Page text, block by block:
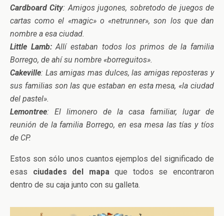
Cardboard City: Amigos jugones, sobretodo de juegos de
cartas como el «magic» o «netrunner», son los que dan
nombre a esa ciudad.
Little Lamb:Allí estaban todos los primos de la familia
Borrego, de ahí su nombre «borreguitos».
Cakeville: Las amigas mas dulces, las amigas reposteras y
sus familias son las que estaban en esta mesa, «la ciudad
del pastel».
Lemontree: El limonero de la casa familiar, lugar de
reunión de la familia Borrego, en esa mesa las tías y tíos
de CP.
Estos son sólo unos cuantos ejemplos del significado de
esas ciudades del mapaque todos se encontraron
dentro de su caja junto con su galleta.